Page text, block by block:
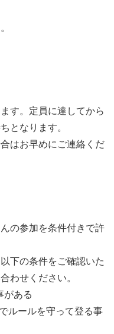
す。定員に達してから
となります。
はお早めにご連絡くだ
の参加を条件付きで許
下の条件をご確認いた
わせください。
ある
ルールを守って登る事